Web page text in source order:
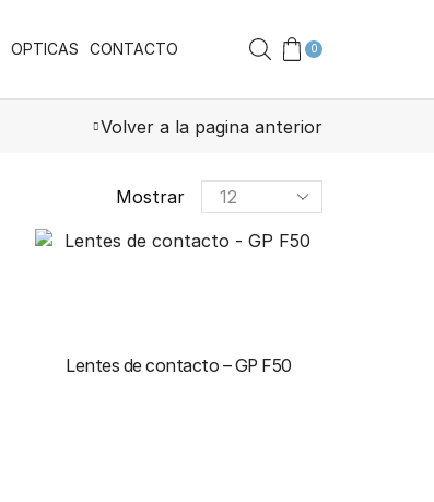
OPTICAS CONTACTO 0
Volver a la pagina anterior
Mostrar
Lentes de contacto – GP F50